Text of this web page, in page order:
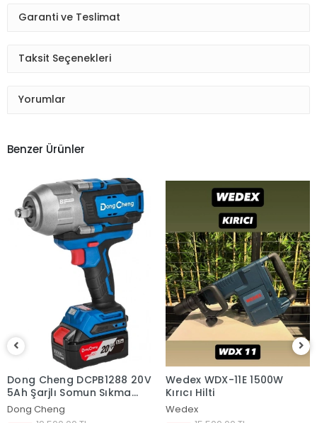
Garanti ve Teslimat
Taksit Seçenekleri
Yorumlar
Benzer Ürünler
Dong Cheng DCPB1288 20V
5Ah Şarjlı Somun Sıkma
Makinası
Dong Cheng
Wedex WDX-11E 1500W
Kırıcı Hilti
Wedex